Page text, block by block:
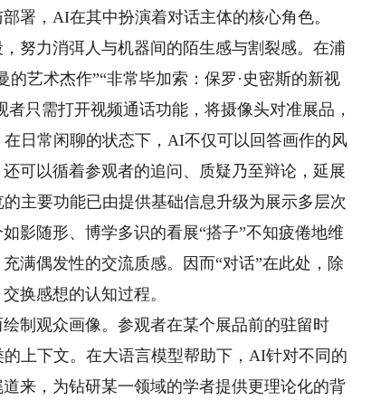
署，AI在其中扮演着对话主体的核心角色。
力消弭人与机器间的陌生感与割裂感。在浦
艺术杰作”“非常毕加索：保罗·史密斯的新视
只需打开视频通话功能，将摄像头对准展品，
日常闲聊的状态下，AI不仅可以回答画作的风
可以循着参观者的追问、质疑乃至辩论，延展
主要功能已由提供基础信息升级为展示多层次
影随形、博学多识的看展“搭子”不知疲倦地维
满偶发性的交流质感。因而“对话”在此处，除
换感想的认知过程。
观众画像。参观者在某个展品前的驻留时
上下文。在大语言模型帮助下，AI针对不同的
来，为钻研某一领域的学者提供更理论化的背